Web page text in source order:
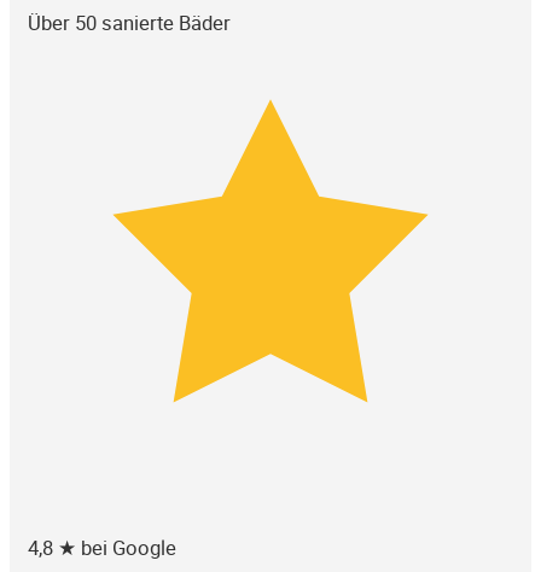
Über 50 sanierte Bäder
4,8 ★ bei Google